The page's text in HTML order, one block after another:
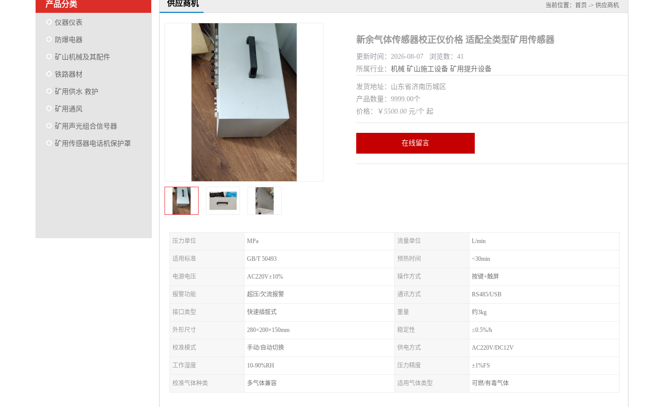
产品分类
仪器仪表
防爆电器
矿山机械及其配件
铁路器材
矿用供水 救护
矿用通风
矿用声光组合信号器
矿用传感器电话机保护罩
供应商机 当前位置： 首页 -> 供应商机
新余气体传感器校正仪价格 适配全类型矿用传感器
更新时间：2026-08-07 浏览数：41
所属行业： 机械 矿山施工设备 矿用提升设备
发货地址：山东省济南历城区
产品数量：9999.00个
价格：￥ 5500.00 元/个 起
在线留言
压力单位 MPa 流量单位 L/min
适用标准 GB/T 50493 预热时间 <30min
电源电压 AC220V±10% 操作方式 按键+触屏
报警功能 超压/欠流报警 通讯方式 RS485/USB
接口类型 快速插拔式 重量 约3kg
外形尺寸 280×200×150mm 稳定性 ≤0.5%/h
校准模式 手动/自动切换 供电方式 AC220V/DC12V
工作湿度 10-90%RH 压力精度 ±1%FS
校准气体种类 多气体兼容 适用气体类型 可燃/有毒气体